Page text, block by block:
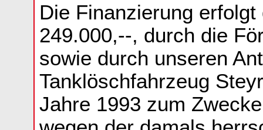
Die Finanzierung
249.000,--, durch die
sowie durch unseren
Tanklöschfahrzeug
Jahre 1993 zum